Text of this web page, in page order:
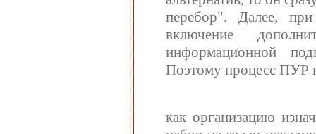
перебор". Далее,
включение
информационной
Поэтому процесс ПУР
как организацию